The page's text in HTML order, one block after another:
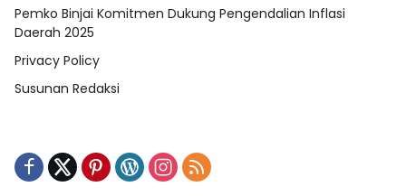
Pemko Binjai Komitmen Dukung Pengendalian Inflasi
Daerah 2025
Privacy Policy
Susunan Redaksi